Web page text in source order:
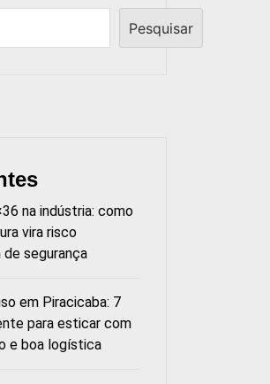
Pesquisar
na indústria: como
vira risco
segurança
em Piracicaba: 7
para esticar com
e boa logística